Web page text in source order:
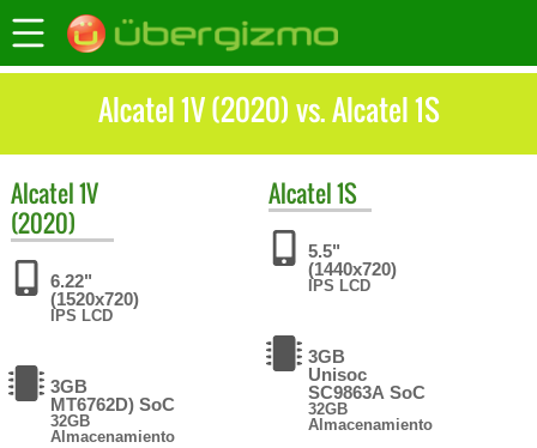
Alcatel 1V (2020) vs. Alcatel 1S
Alcatel1V
(2020)
6.22"
(1520x720)
IPS LCD
3GB
MT6762D) SoC
32GB
Almacenamiento
Alcatel1S
5.5"
(1440x720)
IPS LCD
3GB
Unisoc
SC9863A SoC
32GB
Almacenamiento